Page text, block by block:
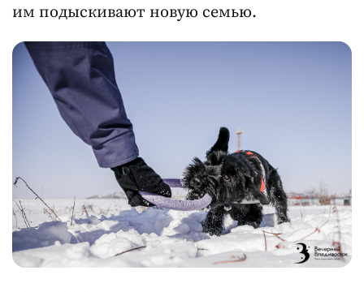
им подыскивают новую семью.